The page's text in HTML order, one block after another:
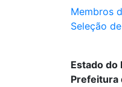
Membros
Seleção
Estado do
Prefeitura